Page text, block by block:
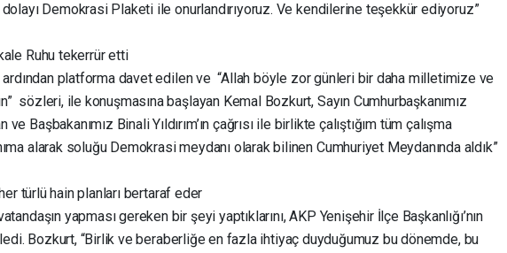
dolayı Demokrasi Plaketi ile onurlandırıyoruz. Ve kendilerine teşekkür ediyoruz”
Ruhu tekerrür etti
ardından platforma davet edilen ve “Allah böyle zor günleri bir daha milletimize ve
sözleri, ile konuşmasına başlayan Kemal Bozkurt, Sayın Cumhurbaşkanımız
Başbakanımız Binali Yıldırım’ın çağrısı ile birlikte çalıştığım tüm çalışma
alarak soluğu Demokrasi meydanı olarak bilinen Cumhuriyet Meydanında aldık”
türlü hain planları bertaraf eder
yapması gereken bir şeyi yaptıklarını, AKP Yenişehir İlçe Başkanlığı’nın
Bozkurt, “Birlik ve beraberliğe en fazla ihtiyaç duyduğumuz bu dönemde, bu